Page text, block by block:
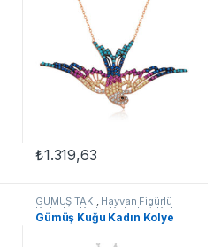
₺1.319,63
GÜMÜŞ TAKI, Hayvan Figürlü
Kolyeler ,Kadın Kolyeleri Kolye
Kuşlu Kolyeler
Gümüş Kuğu Kadın Kolye